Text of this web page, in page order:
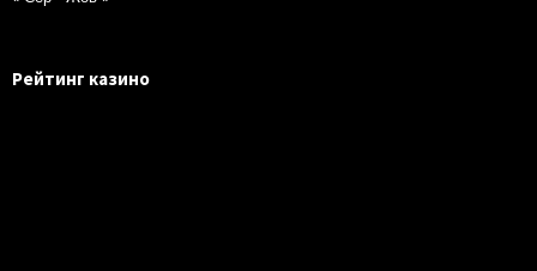
Рейтинг казино